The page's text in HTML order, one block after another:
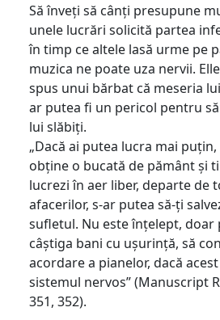
Să înveți să cânți presupune
unele lucrări solicită partea
în timp ce altele lasă urme pe
muzica ne poate uza nervii.
spus unui bărbat că meseria
ar putea fi un pericol pentru
lui slăbiți.
„Dacă ai putea lucra mai
obține o bucată de pământ și
lucrezi în aer liber, departe de
afacerilor, s-ar putea să-ți
sufletul. Nu este înțelept, doar
câștiga bani cu ușurință, să
acordare a pianelor, dacă
sistemul nervos” (Manuscript
351, 352).